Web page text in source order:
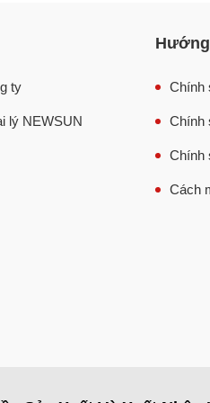
chả, hấp gà vịt, hấp rau củ,
ty
lý NEWSUN
Chính
Chính
Chính
Cách